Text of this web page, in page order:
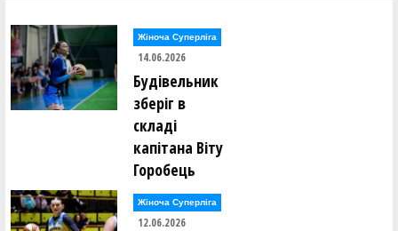
Андрій Біленко ()
Христина Бобанич ()
Дмитро Бовсунюк ()
Микита Богатирьов ()
Віктор Боженар ()
Олександр Буханевич ()
Сергій Варелджан ()
Ілля Вдовенко ()
Олег Винокуров ()
Юрій Вітенко ()
Жіноча Суперліга
14.06.2026
Будівельник
зберіг в
складі
капітана Віту
Горобець
Жіноча Суперліга
12.06.2026